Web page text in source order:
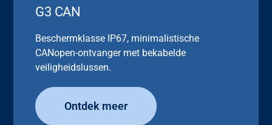
G3 CAN
Beschermklasse IP67, minimalistische
CANopen-ontvanger met bekabelde
veiligheidslussen.
Ontdek meer